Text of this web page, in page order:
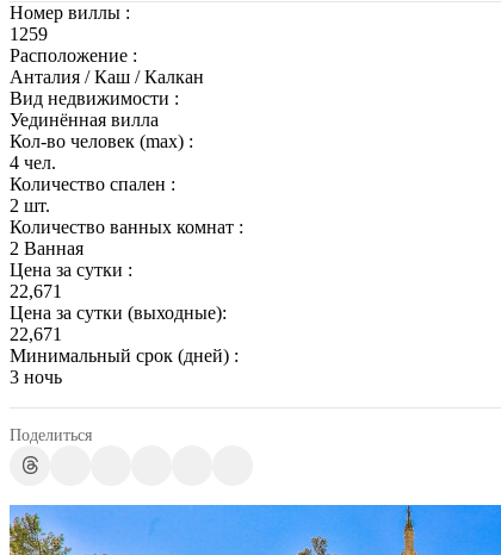
Номер виллы :
1259
Расположение :
Анталия / Каш / Калкан
Вид недвижимости :
Уединённая вилла
Кол-во человек (max) :
4 чел.
Количество спален :
2 шт.
Количество ванных комнат :
2 Ванная
Цена за сутки :
22,671
Цена за сутки (выходные):
22,671
Минимальный срок (дней) :
3 ночь
Поделиться